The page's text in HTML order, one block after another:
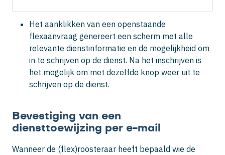
Het aanklikken van een openstaande
flexaanvraag genereert een scherm met alle
relevante dienstinformatie en de mogelijkheid om
in te schrijven op de dienst. Na het inschrijven is
het mogelijk om met dezelfde knop weer uit te
schrijven op de dienst.
Bevestiging van een
diensttoewijzing per e-mail
Wanneer de (flex)roosteraar heeft bepaald wie de